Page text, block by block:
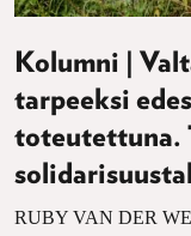
Kolumni |
tarpeeksi
toteutettuna.
RUBY VAN DER